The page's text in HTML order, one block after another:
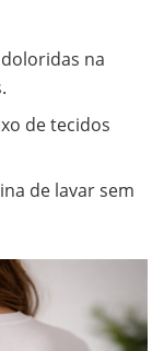
na
de tecidos
de lavar sem